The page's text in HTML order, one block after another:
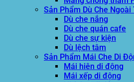
Sản Phẩm Dù Che Ngoài
Dù che nắng
Dù che quán cafe
Dù che sự kiện
Dù lệch tâm
Sản Phẩm Mái Che Di
Mái hiên di động
Mái xếp di động